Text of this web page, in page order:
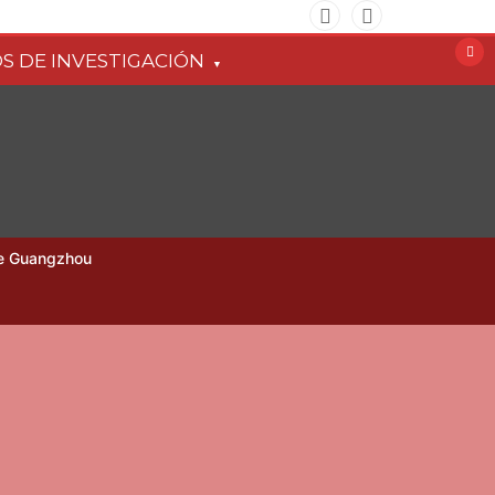
DE INVESTIGACIÓN
Guangzhou